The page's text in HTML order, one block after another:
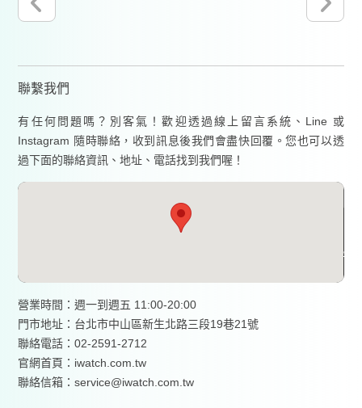
聯繫我們
有任何問題嗎？別客氣！歡迎透過線上留言系統、Line 或
Instagram 隨時聯絡，收到訊息後我們會盡快回覆。您也可以透
過下面的聯絡資訊、地址、電話找到我們喔！
營業時間：週一到週五 11:00-20:00
門市地址：台北市中山區新生北路三段19巷21號
聯絡電話：02-2591-2712
官網首頁： iwatch.com.tw
聯絡信箱：service@iwatch.com.tw